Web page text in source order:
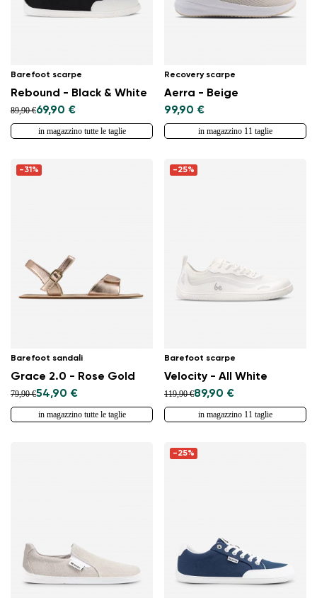
Barefoot scarpe
Rebound - Black & White
89,90 €69,90 €
in magazzino tutte le taglie
Recovery scarpe
Aerra - Beige
99,90 €
in magazzino 11 taglie
-31%
Barefoot sandali
Grace 2.0 - Rose Gold
79,90 €54,90 €
in magazzino tutte le taglie
-25%
Barefoot scarpe
Velocity - All White
119,90 €89,90 €
in magazzino 11 taglie
-25%